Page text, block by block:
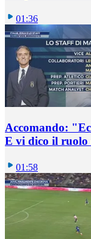
01:36
Accomando:
E vi dico il
01:58